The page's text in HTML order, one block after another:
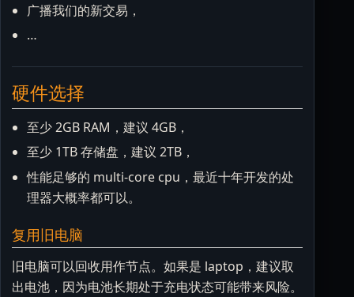
广播我们的新交易，
…
硬件选择
至少 2GB RAM，建议 4GB，
至少 1TB 存储盘，建议 2TB，
性能足够的 multi-core cpu，最近十年开发的处
理器大概率都可以。
复用旧电脑
旧电脑可以回收用作节点。如果是 laptop，建议取
出电池，因为电池长期处于充电状态可能带来风险。